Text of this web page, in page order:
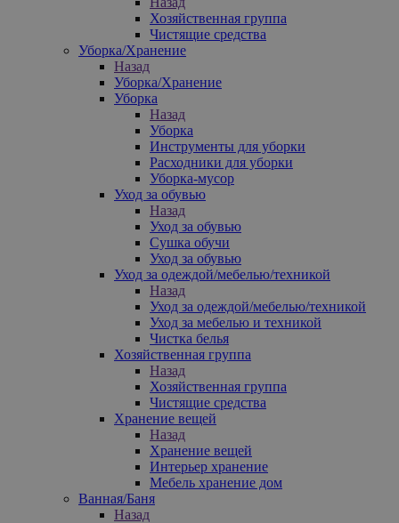
Хозяйственная группа
Чистящие средства
Уборка/Хранение
Назад
Уборка/Хранение
Уборка
Назад
Уборка
Инструменты для уборки
Расходники для уборки
Уборка-мусор
Уход за обувью
Назад
Уход за обувью
Сушка обучи
Уход за обувью
Уход за одеждой/мебелью/техникой
Назад
Уход за одеждой/мебелью/техникой
Уход за мебелью и техникой
Чистка белья
Хозяйственная группа
Назад
Хозяйственная группа
Чистящие средства
Хранение вещей
Назад
Хранение вещей
Интерьер хранение
Мебель хранение дом
Ванная/Баня
Назад